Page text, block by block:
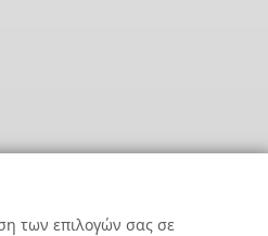
των επιλογών σας σε